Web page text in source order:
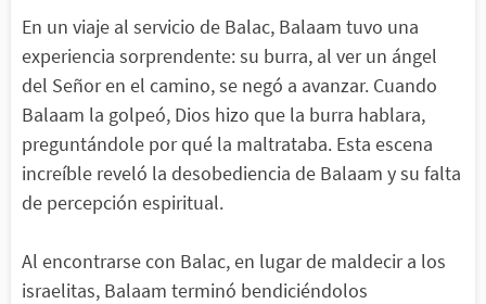
En un viaje al servicio de Balac, Balaam tuvo una
experiencia sorprendente: su burra, al ver un ángel
del Señor en el camino, se negó a avanzar. Cuando
Balaam la golpeó, Dios hizo que la burra hablara,
preguntándole por qué la maltrataba. Esta escena
increíble reveló la desobediencia de Balaam y su falta
de percepción espiritual.
Al encontrarse con Balac, en lugar de maldecir a los
israelitas, Balaam terminó bendiciéndolos